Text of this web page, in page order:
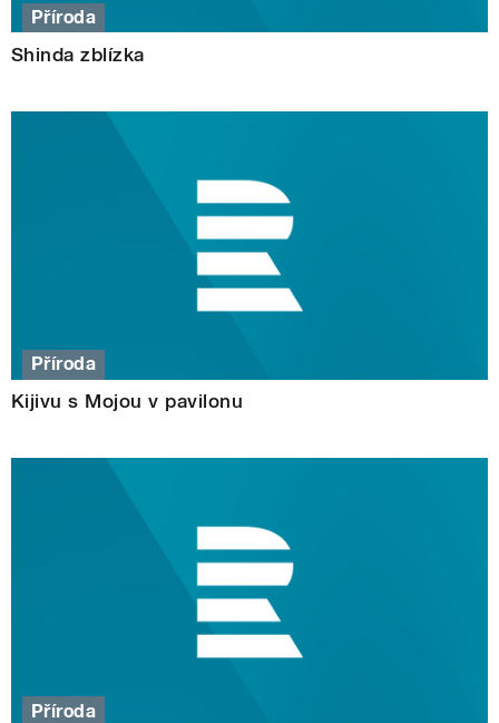
Příroda
Shinda zblízka
Příroda
Kijivu s Mojou v pavilonu
Příroda